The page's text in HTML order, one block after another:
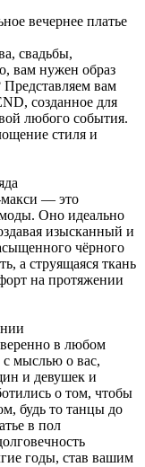
вечернее платье
свадьбы,
вам нужен образ
Представляем вам
созданное для
любого события.
стиля и
макси — это
моды. Оно идеально
изысканный и
чёрного
а струящаяся ткань
на протяжении
в любом
с мыслью о вас,
и девушек и
о том, чтобы
будь то танцы до
в пол
годы, став вашим